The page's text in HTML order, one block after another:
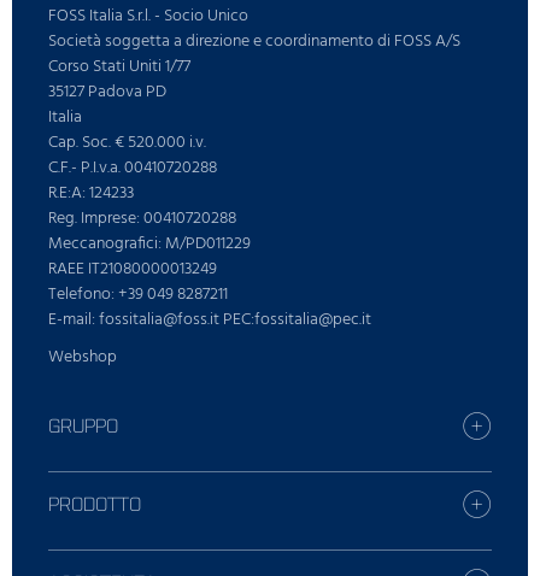
FOSS Italia S.r.l. - Socio Unico
Società soggetta a direzione e coordinamento di FOSS A/S
Corso Stati Uniti 1/77
35127 Padova PD
Italia
Cap. Soc. € 520.000 i.v.
C.F.- P.I.v.a. 00410720288
R.E:A: 124233
Reg. Imprese: 00410720288
Meccanografici: M/PD011229
RAEE IT21080000013249
Telefono: +39 049 8287211
E-mail: fossitalia@foss.it PEC:fossitalia@pec.it
Webshop
GRUPPO
Carriera
Trova la tua fliale FOSS
Sostenibilitá
PRODOTTO
Tutte le soluzioni